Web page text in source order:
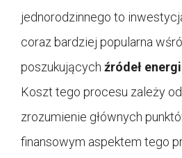
jednorodzinnego to
coraz bardziej popularna
poszukujących źródeł
Koszt tego procesu zależy
zrozumienie głównych
finansowym aspektem tego